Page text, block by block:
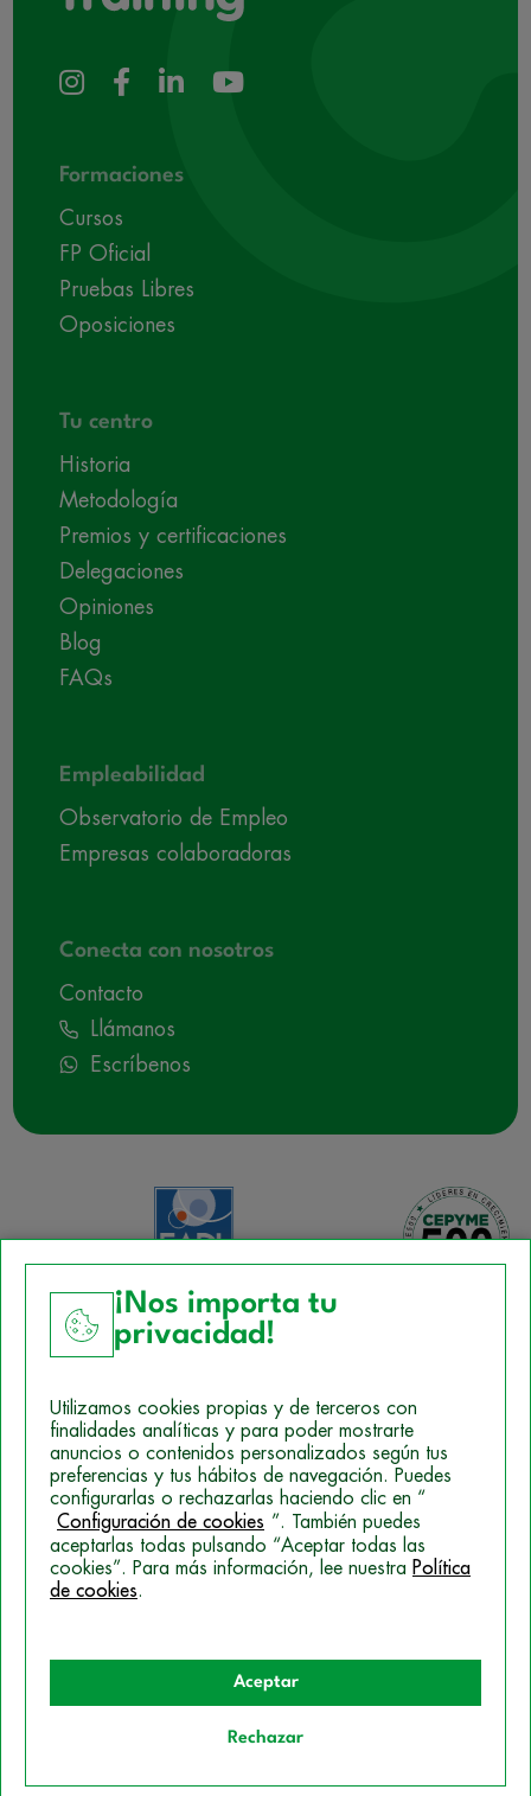
Formaciones
Cursos
FP Oficial
Pruebas Libres
Oposiciones
Tu centro
Historia
Metodología
Premios y certificaciones
Delegaciones
Opiniones
Blog
FAQs
Empleabilidad
Observatorio de Empleo
Empresas colaboradoras
Conecta con nosotros
Contacto
Llámanos
Escríbenos
Política de Cookies
Mapa del sitio
Politica de Privacidad
© 2026 Campus Training
¡Nos importa tu
privacidad!
Utilizamos cookies propias y de terceros con
finalidades analíticas y para poder mostrarte
anuncios o contenidos personalizados según tus
preferencias y tus hábitos de navegación. Puedes
configurarlas o rechazarlas haciendo clic en “
Configuración de cookies ”. También puedes
aceptarlas todas pulsando “Aceptar todas las
cookies”. Para más información, lee nuestra Política
de cookies.
Aceptar
Rechazar